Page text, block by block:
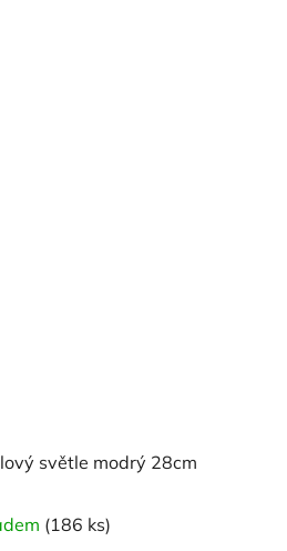
světle modrý 28cm
(186 ks)